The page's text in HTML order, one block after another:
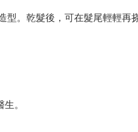
。乾髮後，可在髮尾輕輕再
。